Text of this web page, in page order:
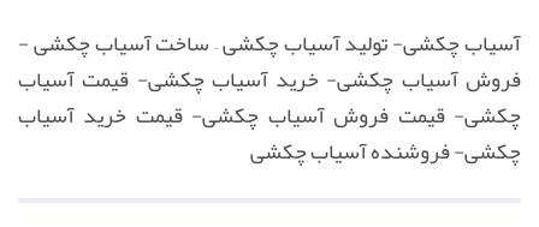
آسیاب چکشی- تولید آسیاب چکشی – ساخت آسیاب چکشی -
فروش آسیاب چکشی- خرید آسیاب چکشی- قیمت آسیاب
چکشی- قیمت فروش آسیاب چکشی- قیمت خرید آسیاب
چکشی- فروشنده آسیاب چکشی